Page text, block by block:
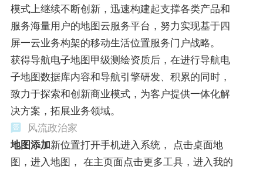
模式上继续不断创新，迅速构建起支撑各类产品和
服务海量用户的地图云服务平台，努力实现基于四
屏一云业务构架的移动生活位置服务门户战略。
获得导航电子地图甲级测绘资质后，在进行导航电
子地图数据库内容和导航引擎研发、积累的同时，
致力于探索和创新商业模式，为客户提供一体化解
决方案，拓展业务领域。
风流政治家
地图添加新位置打开手机进入系统， 点击桌面地
图，进入地图， 在主页面点击更多工具，进入我的